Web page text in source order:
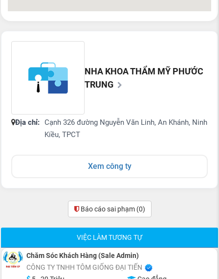
NHA KHOA THẨM MỸ PHƯỚC
TRUNG
Địa chỉ:
Cạnh 326 đường Nguyễn Văn Linh, An Khánh, Ninh
Kiều, TPCT
Xem công ty
Báo cáo sai phạm (0)
VIỆC LÀM TƯƠNG TỰ
Chăm Sóc Khách Hàng (Sale Admin)
CÔNG TY TNHH TÔM GIỐNG ĐẠI TIẾN